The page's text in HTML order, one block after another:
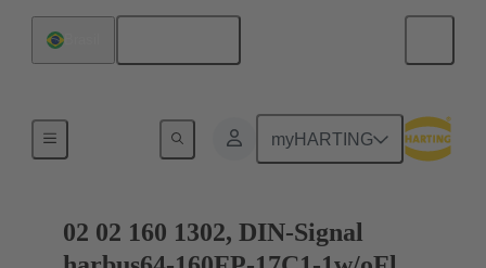
myHARTING
Conexão da placa-mãe para placa-filha
02 02 160 1302, DIN-Signal